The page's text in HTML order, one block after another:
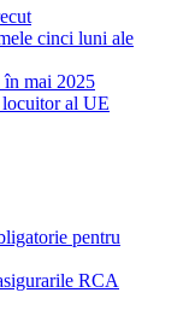
cinci luni ale
în mai 2025
al UE
pentru
RCA